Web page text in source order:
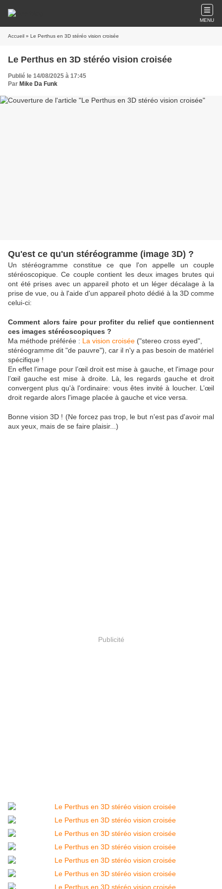
MENU
Accueil » Le Perthus en 3D stéréo vision croisée
Le Perthus en 3D stéréo vision croisée
Publié le 14/08/2025 à 17:45
Par Mike Da Funk
Qu'est ce qu'un stéréogramme (image 3D) ?
Un stéréogramme constitue ce que l'on appelle un couple
stéréoscopique. Ce couple contient les deux images brutes qui
ont été prises avec un appareil photo et un léger décalage à la
prise de vue, ou à l'aide d'un appareil photo dédié à la 3D comme
celui-ci:
Comment alors faire pour profiter du relief que contiennent
ces images stéréoscopiques ?
Ma méthode préférée : La vision croisée ("stereo cross eyed",
stéréogramme dit "de pauvre"), car il n'y a pas besoin de matériel
spécifique !
En effet l'image pour l’œil droit est mise à gauche, et l'image pour
l’œil gauche est mise à droite. Là, les regards gauche et droit
convergent plus qu'à l'ordinaire: vous êtes invité à loucher. L’œil
droit regarde alors l'image placée à gauche et vice versa.
Bonne vision 3D ! (Ne forcez pas trop, le but n'est pas d'avoir mal
aux yeux, mais de se faire plaisir...)
Publicité